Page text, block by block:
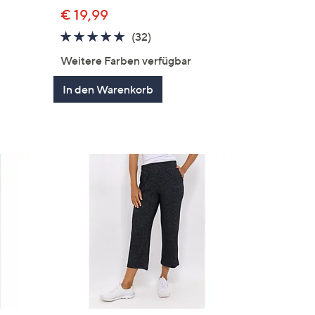
€ 19,99
4.7
(32)
Weitere Farben verfügbar
In den Warenkorb